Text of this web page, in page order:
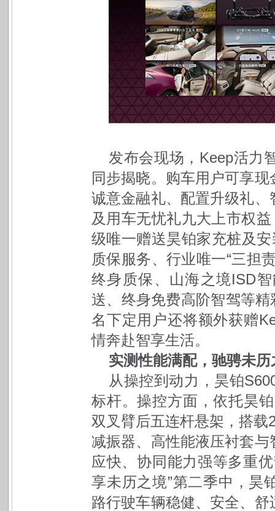
发布会现场，Keep活力
同步揭晓。购车用户可享
诚意金融礼、配置升级礼
及用车无忧礼九大上市权
级唯一赠送昊铂家充桩及
质保服务、行业唯一“三担
终身质保、山海之境ISD
送、终身免费高阶智驾等
名下定用户还将额外获赠
情奔赴智享生活。
实测性能满配，驰骋未历
从操控到动力，昊铂
标杆。操控方面，依托昊
双叉臂后五连杆悬架，搭
减振器、高性能液压衬套
应快、协同能力强等多重
享未历之境”第二季中，昊
路行驶车辆稳健、安全、舒